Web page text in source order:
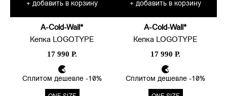
+ добавить в корзину
A-Cold-Wall*
Кепка LOGOTYPE
17 990 Р.
Сплитом дешевле -10%
+ добавить в корзину
A-Cold-Wall*
Кепка LOGOTYPE
17 990 Р.
Сплитом дешевле -10%